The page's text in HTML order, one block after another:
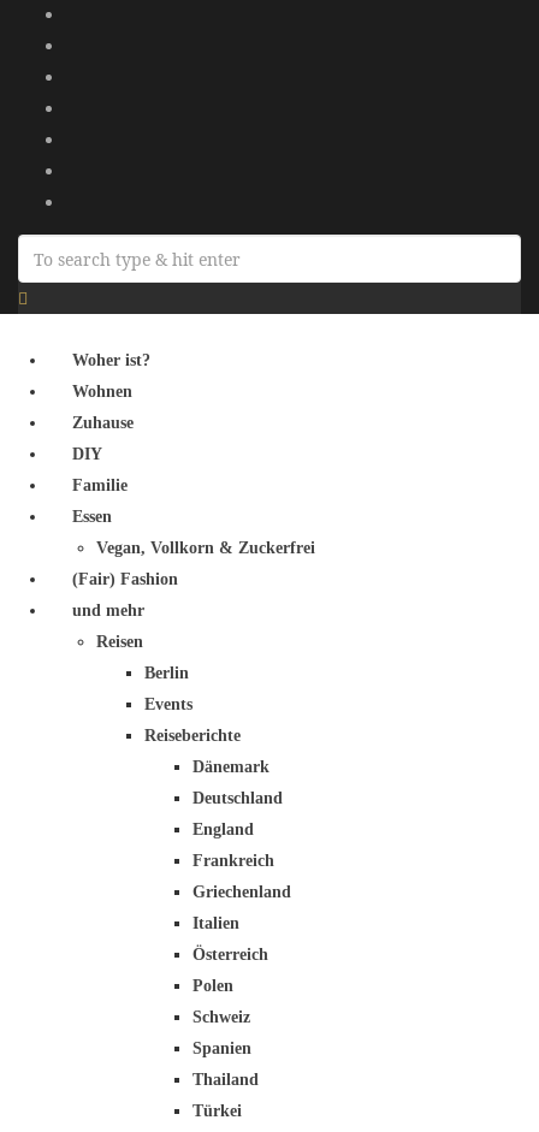
Woher ist?
Wohnen
Zuhause
DIY
Familie
Essen
Vegan, Vollkorn & Zuckerfrei
(Fair) Fashion
und mehr
Reisen
Berlin
Events
Reiseberichte
Dänemark
Deutschland
England
Frankreich
Griechenland
Italien
Österreich
Polen
Schweiz
Spanien
Thailand
Türkei